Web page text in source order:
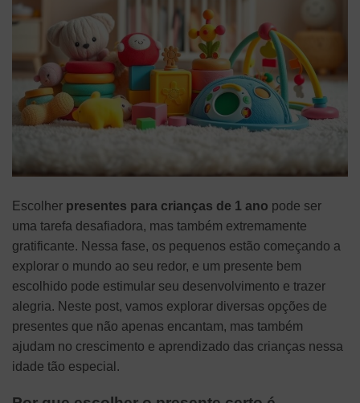
Escolher presentes para crianças de 1 ano pode ser
uma tarefa desafiadora, mas também extremamente
gratificante. Nessa fase, os pequenos estão começando a
explorar o mundo ao seu redor, e um presente bem
escolhido pode estimular seu desenvolvimento e trazer
alegria. Neste post, vamos explorar diversas opções de
presentes que não apenas encantam, mas também
ajudam no crescimento e aprendizado das crianças nessa
idade tão especial.